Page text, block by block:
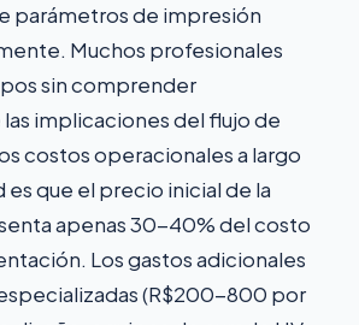
parámetros de impresión
Muchos profesionales
sin comprender
implicaciones del flujo de
costos operacionales a largo
es que el precio inicial de la
apenas 30-40% del costo
Los gastos adicionales
(R$200-800 por